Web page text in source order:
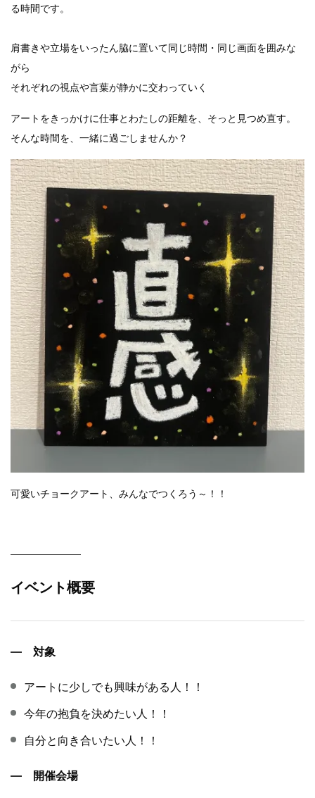
る時間です。
肩書きや立場をいったん脇に置いて同じ時間・同じ画面を囲みな
がら
それぞれの視点や言葉が静かに交わっていく
アートをきっかけに仕事とわたしの距離を、そっと見つめ直す。
そんな時間を、一緒に過ごしませんか？
可愛いチョークアート、みんなでつくろう～！！
イベント概要
対象
アートに少しでも興味がある人！！
今年の抱負を決めたい人！！
自分と向き合いたい人！！
開催会場